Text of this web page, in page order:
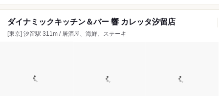
ダイナミックキッチン＆バー 響 カレッタ汐留店
[東京] 汐留駅 311m / 居酒屋、海鮮、ステーキ